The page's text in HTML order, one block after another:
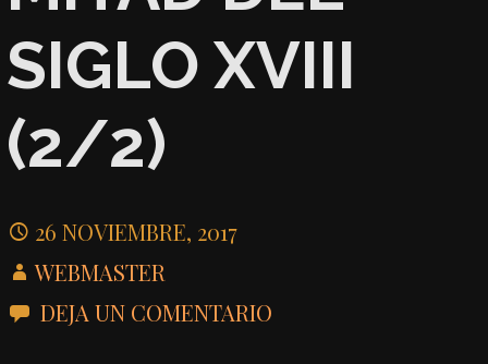
SIGLO XVIII
(2/2)
26 NOVIEMBRE, 2017
WEBMASTER
DEJA UN COMENTARIO